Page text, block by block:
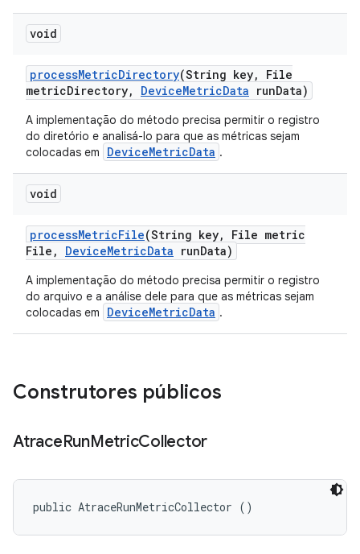
void
processMetricDirectory(String key,
File
metricDirectory, DeviceMetricData runData)
A implementação do método precisa permitir o registro
do diretório e analisá-lo para que as métricas sejam
colocadas em
DeviceMetricData .
void
processMetricFile(String key,
File metric
File , DeviceMetricData runData)
A implementação do método precisa permitir o registro
do arquivo e a análise dele para que as métricas sejam
colocadas em
DeviceMetricData .
Construtores públicos
AtraceRunMetricCollector
public AtraceRunMetricCollector ()